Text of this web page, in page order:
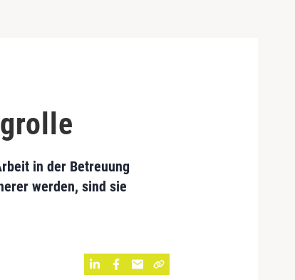
in der Betreuung
werden, sind sie